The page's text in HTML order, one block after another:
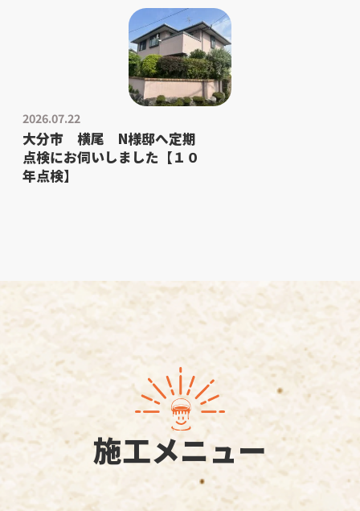
2026.07.22
大分市 横尾 N様邸へ定期
点検にお伺いしました【１０
年点検】
施工メニュー